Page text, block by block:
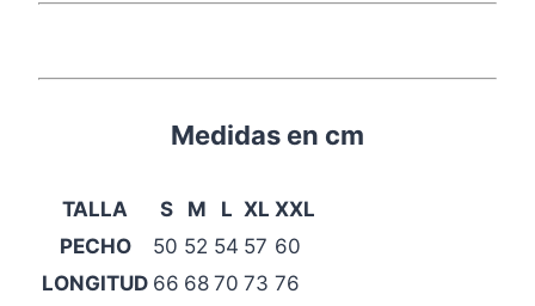
Medidas en cm
TALLA S M L XL XXL
PECHO
50 52 54 57 60
LONGITUD 66 68 70 73 76